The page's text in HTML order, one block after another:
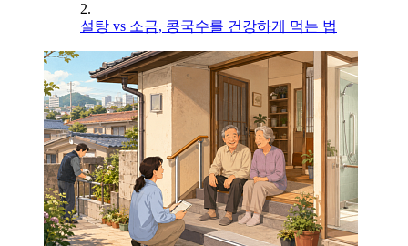
2.
설탕 vs 소금, 콩국수를 건강하게 먹는 법